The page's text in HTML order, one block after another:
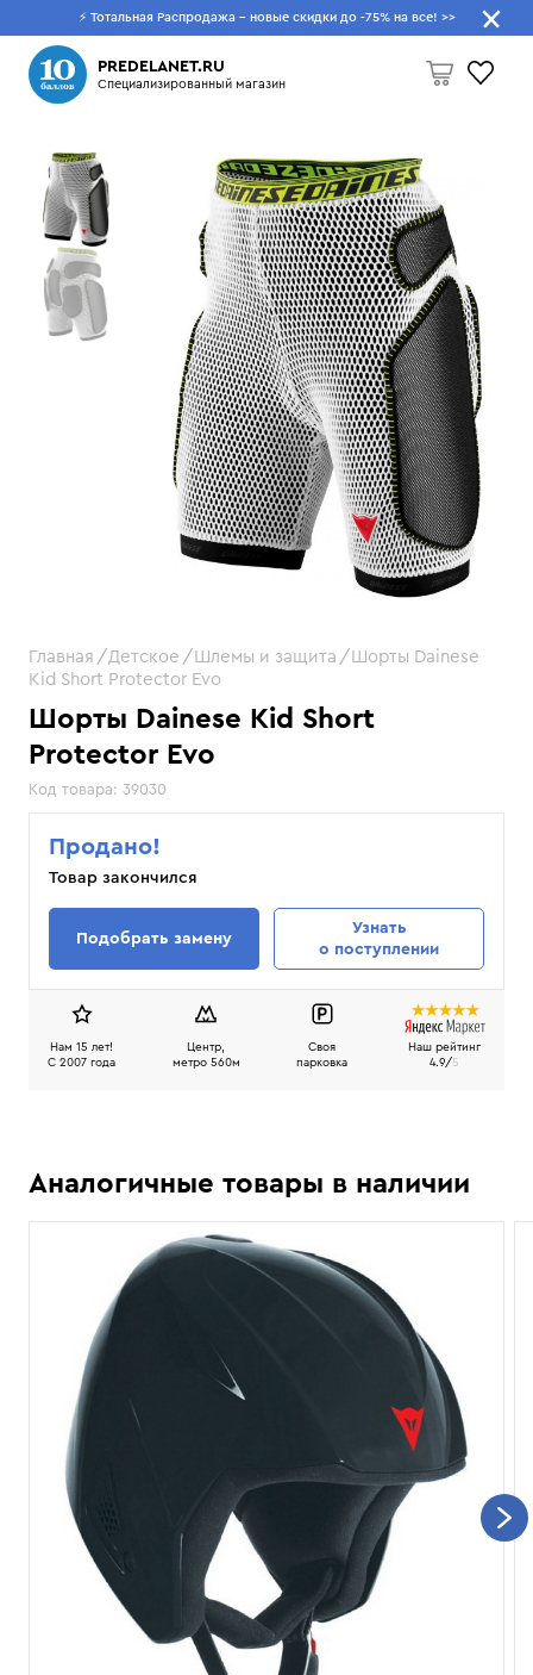
⚡ Тотальная Распродажа - новые скидки до -75% на все! >>
PREDELANET.RU
Специализированный магазин
Пусто
Что будем искать?
Шорты Dainese Kid Short
Protector Evo
Код товара: 39030
Главная Детское Шлемы и защита
Шорты Dainese
Kid Short Protector Evo
Продано!
Товар закончился
Подобрать замену
Узнать
о поступлении
Нам 15 лет!
C 2007 года
Центр,
метро 560м
Своя
парковка
Наш рейтинг
4.9/5
Аналогичные товары в наличии